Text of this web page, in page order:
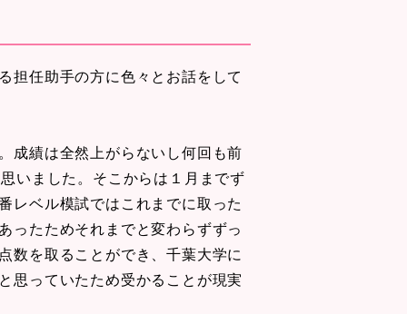
任助手の方に色々とお話をして
成績は全然上がらないし何回も前
いました。そこからは１月までず
レベル模試ではこれまでに取った
ったためそれまでと変わらずずっ
数を取ることができ、千葉大学に
思っていたため受かることが現実